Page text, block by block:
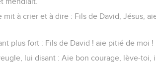
à crier et à dire : Fils de David, Jésus,
plus fort : Fils de David ! aie pitié de moi !
lui disant : Aie bon courage, lève-toi,